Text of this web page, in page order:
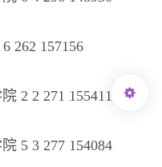
262 157156
2 2 271 155411
5 3 277 154084